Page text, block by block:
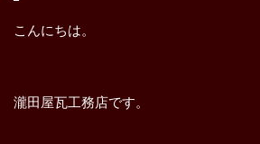
こんにちは。
瀧田屋瓦工務店です。